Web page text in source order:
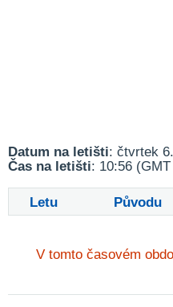
Datum na letišti: čtvrtek
Čas na letišti: 10:56 (GMT
Letu Původu
V tomto časovém